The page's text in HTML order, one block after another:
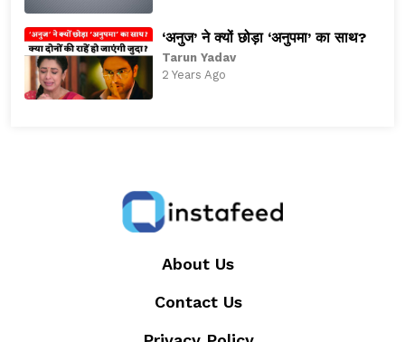
‘अनुज’ ने क्यों छोड़ा ‘अनुपमा’ का साथ?
Tarun Yadav
2 Years Ago
About Us
Contact Us